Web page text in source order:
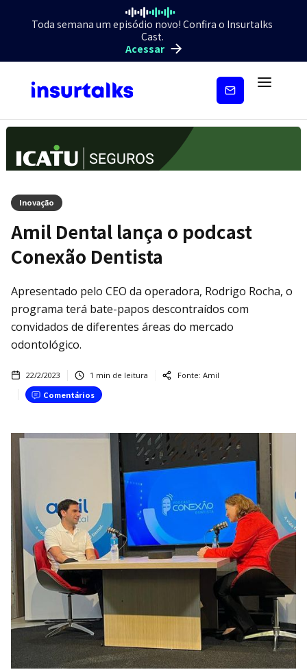
Toda semana um episódio novo! Confira o Insurtalks
Cast.
Acessar
Inscreva-
Inovação
Amil Dental lança o podcast
Conexão Dentista
Apresentado pelo CEO da operadora, Rodrigo Rocha, o
programa terá bate-papos descontraídos com
convidados de diferentes áreas do mercado
odontológico.
22/2/2023 1 min de leitura Fonte: Amil
Comentários